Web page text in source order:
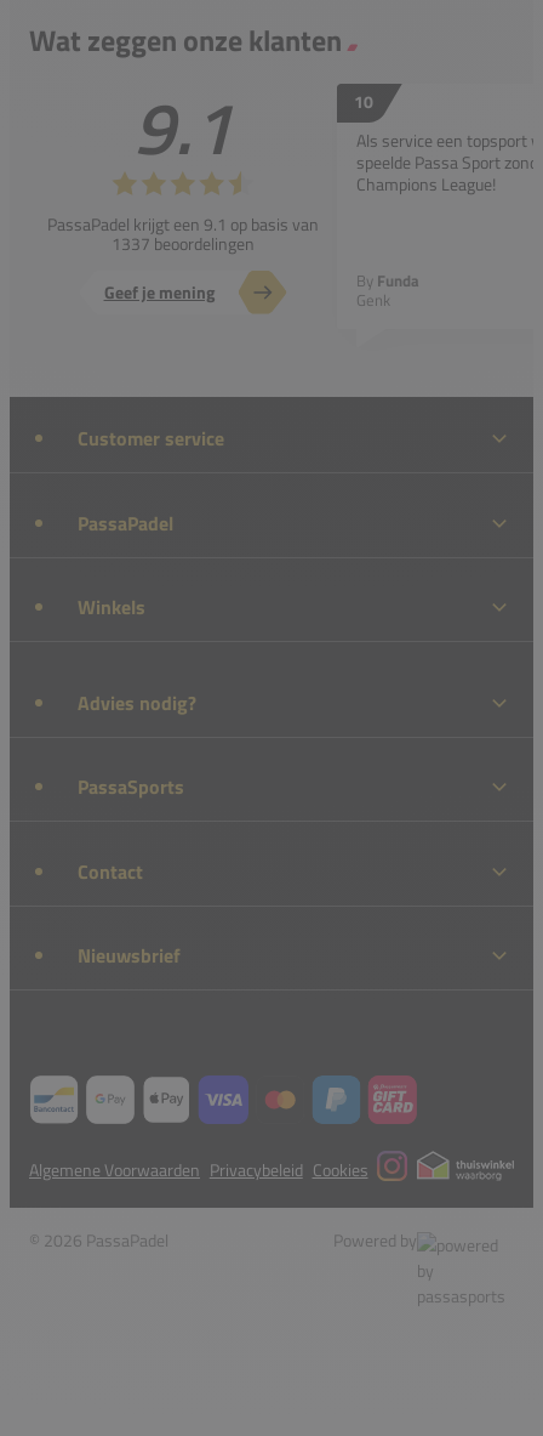
Wat zeggen onze klanten
9.1
PassaPadel krijgt een 9.1 op basis van
1337 beoordelingen
Geef je mening
10
Als service een topsport
speelde Passa Sport
Champions League!
By Funda
Genk
Customer service
PassaPadel
Winkels
Advies nodig?
PassaSports
Contact
Nieuwsbrief
Algemene Voorwaarden Privacybeleid Cookies
© 2026 PassaPadel Powered by